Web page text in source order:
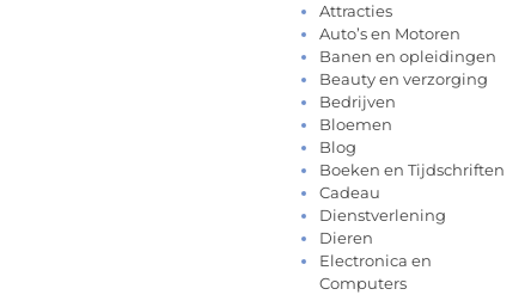
Attracties
Auto’s en Motoren
Banen en opleidingen
Beauty en verzorging
Bedrijven
Bloemen
Blog
Boeken en Tijdschriften
Cadeau
Dienstverlening
Dieren
Electronica en
Computers